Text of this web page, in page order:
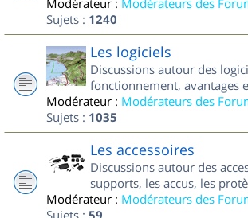
Modérateur : Modérateurs des
Sujets : 1240
Les logiciels
Discussions autour des
fonctionnement, avantages
Modérateur : Modérateurs des
Sujets : 1035
Les accessoires
Discussions autour des
supports, les accus, les
Modérateur : Modérateurs des
Sujets :